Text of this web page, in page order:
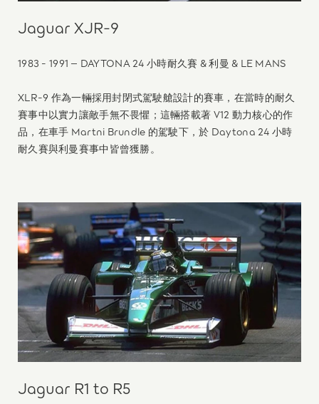
Jaguar XJR-9
1983 - 1991 – DAYTONA 24 小時耐久賽 & 利曼 & LE MANS
XLR-9 作為一輛採用封閉式駕駛艙設計的賽車，在當時的耐久
賽事中以實力讓敵手無不畏懼；這輛搭載著 V12 動力核心的作
品，在車手 Martni Brundle 的駕駛下，於 Daytona 24 小時
耐久賽與利曼賽事中皆曾獲勝。
Jaguar R1 to R5